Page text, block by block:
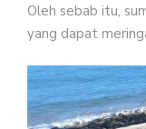
Oleh sebab itu,
yang dapat